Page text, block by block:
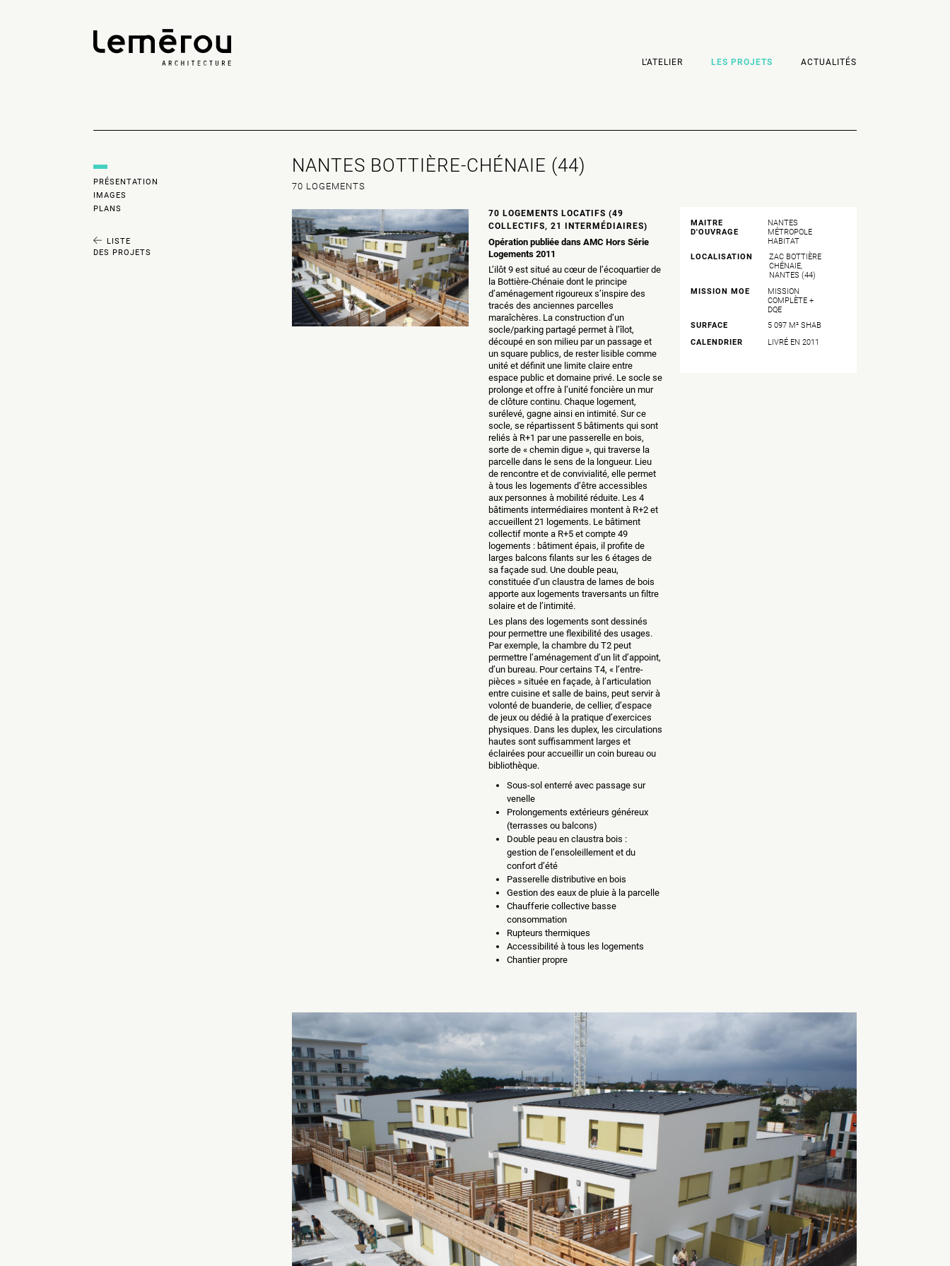
L’ATELIER LES PROJETS ACTUALITÉS
PRÉSENTATION
IMAGES
PLANS
LISTE
DES PROJETS
NANTES BOTTIÈRE-CHÉNAIE (44)
70 LOGEMENTS
70 LOGEMENTS LOCATIFS (49
COLLECTIFS, 21 INTERMÉDIAIRES)
Opération publiée dans AMC Hors Série
Logements 2011
L’ilôt 9 est situé au cœur de l’écoquartier de
la Bottière-Chénaie dont le principe
d’aménagement rigoureux s’inspire des
tracés des anciennes parcelles
maraîchères. La construction d’un
socle/parking partagé permet à l’îlot,
découpé en son milieu par un passage et
un square publics, de rester lisible comme
unité et définit une limite claire entre
espace public et domaine privé. Le socle se
prolonge et offre à l’unité foncière un mur
de clôture continu. Chaque logement,
surélevé, gagne ainsi en intimité. Sur ce
socle, se répartissent 5 bâtiments qui sont
reliés à R+1 par une passerelle en bois,
sorte de « chemin digue », qui traverse la
parcelle dans le sens de la longueur. Lieu
de rencontre et de convivialité, elle permet
à tous les logements d’être accessibles
aux personnes à mobilité réduite. Les 4
bâtiments intermédiaires montent à R+2 et
accueillent 21 logements. Le bâtiment
collectif monte a R+5 et compte 49
logements : bâtiment épais, il profite de
larges balcons filants sur les 6 étages de
sa façade sud. Une double peau,
constituée d’un claustra de lames de bois
apporte aux logements traversants un filtre
solaire et de l’intimité.
Les plans des logements sont dessinés
pour permettre une flexibilité des usages.
Par exemple, la chambre du T2 peut
permettre l’aménagement d’un lit d’appoint,
d’un bureau. Pour certains T4, « l’entre-
pièces » située en façade, à l’articulation
entre cuisine et salle de bains, peut servir à
volonté de buanderie, de cellier, d’espace
de jeux ou dédié à la pratique d’exercices
physiques. Dans les duplex, les circulations
hautes sont suffisamment larges et
éclairées pour accueillir un coin bureau ou
bibliothèque.
Sous-sol enterré avec passage sur
venelle
Prolongements extérieurs généreux
(terrasses ou balcons)
Double peau en claustra bois :
gestion de l’ensoleillement et du
confort d’été
Passerelle distributive en bois
Gestion des eaux de pluie à la parcelle
Chaufferie collective basse
consommation
Rupteurs thermiques
Accessibilité à tous les logements
Chantier propre
MAITRE
D'OUVRAGE
NANTES
MÉTROPOLE
HABITAT
LOCALISATION
ZAC BOTTIÈRE
CHÉNAIE,
NANTES (44)
MISSION MOE
MISSION
COMPLÈTE +
DQE
SURFACE
5 097 M² SHAB
CALENDRIER
LIVRÉ EN 2011